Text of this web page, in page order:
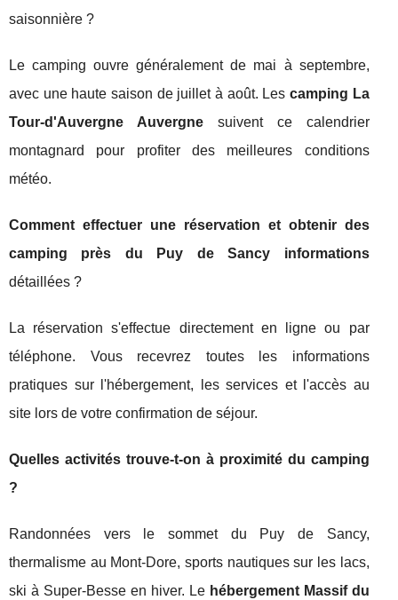
saisonnière ?
Le camping ouvre généralement de mai à septembre,
avec une haute saison de juillet à août. Les camping La
Tour-d'Auvergne Auvergnesuivent ce calendrier
montagnard pour profiter des meilleures conditions
météo.
Comment effectuer une réservation et obtenir des
camping près du Puy de Sancy informations
détaillées ?
La réservation s'effectue directement en ligne ou par
téléphone. Vous recevrez toutes les informations
pratiques sur l'hébergement, les services et l'accès au
site lors de votre confirmation de séjour.
Quelles activités trouve-t-on à proximité du camping
?
Randonnées vers le sommet du Puy de Sancy,
thermalisme au Mont-Dore, sports nautiques sur les lacs,
ski à Super-Besse en hiver. Le hébergement Massif du